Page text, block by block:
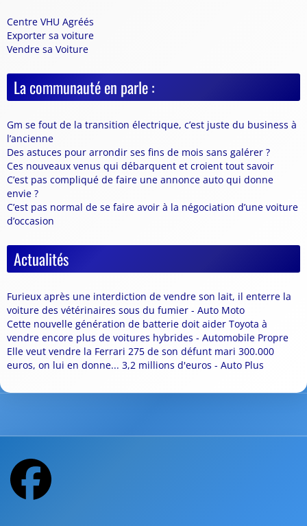
Centre VHU Agréés
Exporter sa voiture
Vendre sa Voiture
La communauté en parle :
Gm se fout de la transition électrique, c’est juste du business à
l’ancienne
Des astuces pour arrondir ses fins de mois sans galérer ?
Ces nouveaux venus qui débarquent et croient tout savoir
C’est pas compliqué de faire une annonce auto qui donne
envie ?
C’est pas normal de se faire avoir à la négociation d’une voiture
d’occasion
Actualités
Furieux après une interdiction de vendre son lait, il enterre la
voiture des vétérinaires sous du fumier - Auto Moto
Cette nouvelle génération de batterie doit aider Toyota à
vendre encore plus de voitures hybrides - Automobile Propre
Elle veut vendre la Ferrari 275 de son défunt mari 300.000
euros, on lui en donne... 3,2 millions d'euros - Auto Plus